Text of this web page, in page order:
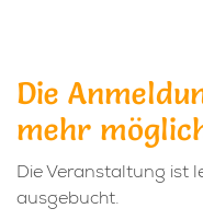
Die
mehr
Die Veranstaltung ist
ausgebucht.